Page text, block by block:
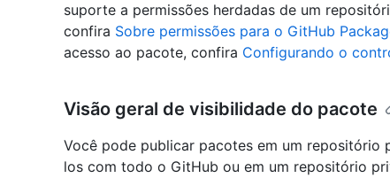
suporte a permissões herdadas de um
confira Sobre permissões para o GitHub
acesso ao pacote, confira Configurando o
Visão geral de visibilidade do pacote
Você pode publicar pacotes em um
los com todo o GitHub ou em um repositório